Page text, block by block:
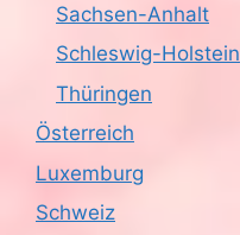
Sachsen-Anhalt
Schleswig-Holstein
Thüringen
Österreich
Luxemburg
Schweiz